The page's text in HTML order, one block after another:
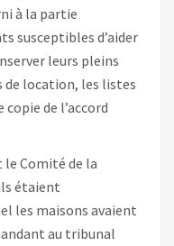
à la partie
susceptibles d’aider
leurs pleins
location, les listes
de l’accord
le Comité de la
étaient
les maisons avaient
au tribunal